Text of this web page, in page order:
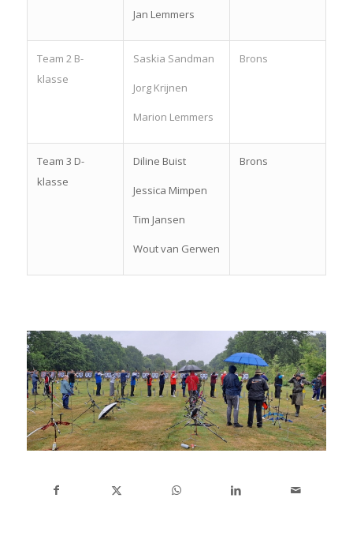
Jan Lemmers
Team 2 B-
klasse
Saskia Sandman
Jorg Krijnen
Marion Lemmers
Brons
Team 3 D-
klasse
Diline Buist
Jessica Mimpen
Tim Jansen
Wout van Gerwen
Brons